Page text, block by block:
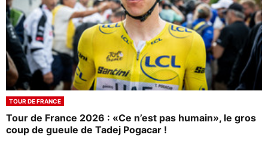
TOUR DE FRANCE
Tour de France 2026 : «Ce n’est pas humain», le gros
coup de gueule de Tadej Pogacar !